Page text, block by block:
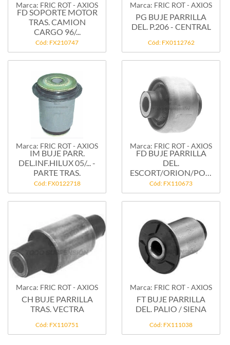
Marca: FRIC ROT - AXIOS
FD SOPORTE MOTOR
TRAS. CAMION
CARGO 96/...
Cód: FX210747
Marca: FRIC ROT - AXIOS
PG BUJE PARRILLA
DEL. P.206 - CENTRAL
Cód: FX0112762
Marca: FRIC ROT - AXIOS
IM BUJE PARR.
DEL.INF.HILUX 05/... -
PARTE TRAS.
Cód: FX0122718
Marca: FRIC ROT - AXIOS
FD BUJE PARRILLA
DEL.
ESCORT/ORION/POINTER
- CHICO
Cód: FX110673
Marca: FRIC ROT - AXIOS
CH BUJE PARRILLA
TRAS. VECTRA
Cód: FX110751
Marca: FRIC ROT - AXIOS
FT BUJE PARRILLA
DEL. PALIO / SIENA
Cód: FX111038